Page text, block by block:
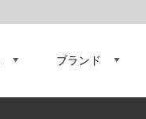
ブランド